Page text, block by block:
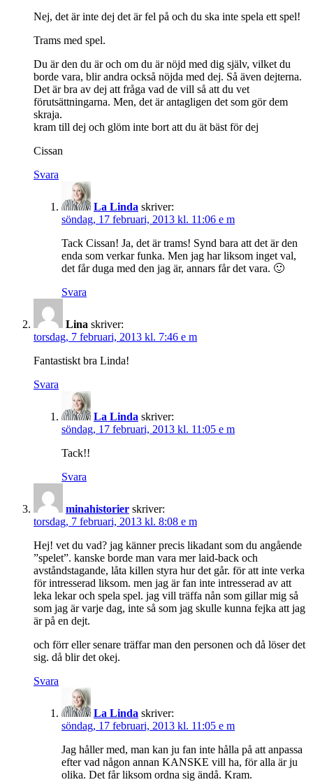
Nej, det är inte dej det är fel på och du ska inte spela ett spel!
Trams med spel.
Du är den du är och om du är nöjd med dig själv, vilket du
borde vara, blir andra också nöjda med dej. Så även dejterna.
Det är bra av dej att fråga vad de vill så att du vet
förutsättningarna. Men, det är antagligen det som gör dem
skraja.
kram till dej och glöm inte bort att du ät bäst för dej
Cissan
Svara
La Linda skriver:
söndag, 17 februari, 2013 kl. 11:06 e m
Tack Cissan! Ja, det är trams! Synd bara att det är den
enda som verkar funka. Men jag har liksom inget val,
det får duga med den jag är, annars får det vara. 🙂
Svara
Lina skriver:
torsdag, 7 februari, 2013 kl. 7:46 e m
Fantastiskt bra Linda!
Svara
La Linda skriver:
söndag, 17 februari, 2013 kl. 11:05 e m
Tack!!
Svara
minahistorier skriver:
torsdag, 7 februari, 2013 kl. 8:08 e m
Hej! vet du vad? jag känner precis likadant som du angående
”spelet”. kanske borde man vara mer laid-back och
avståndstagande, låta killen styra hur det går. för att inte verka
för intresserad liksom. men jag är fan inte intresserad av att
leka lekar och spela spel. jag vill träffa nån som gillar mig så
som jag är varje dag, inte så som jag skulle kunna fejka att jag
är på en dejt.
och förr eller senare träffar man den personen och då löser det
sig. då blir det okej.
Svara
La Linda skriver:
söndag, 17 februari, 2013 kl. 11:05 e m
Jag håller med, man kan ju fan inte hålla på att anpassa
efter vad någon annan KANSKE vill ha, för alla är ju
olika. Det får liksom ordna sig ändå. Kram.